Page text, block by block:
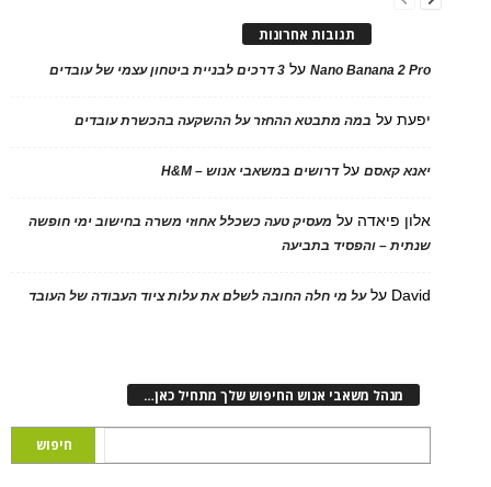
תגובות אחרונות
Nano Banana 2 Proעל 3 דרכים לבניית ביטחון עצמי של עובדים
יפעתעל במה מתבטא ההחזר על ההשקעה בהכשרת עובדים
יאנא קאסםעלדרושים במשאבי אנוש – H&M
אלון פיאדה על מעסיק טעה כשכלל אחוזי משרה בחישוב ימי חופשה
שנתית – והפסיד בתביעה
David עלעל מי חלה החובה לשלם את עלות ציוד העבודה של העובד
מנהל משאבי אנוש החיפוש שלך מתחיל כאן…